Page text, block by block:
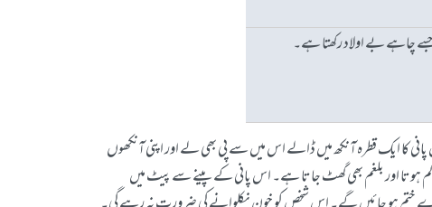
جسے چاہے بے اولاد رکھتا ہے۔
کا ایک قطرہ آنکھ میں ڈالے اس میں سے پی بھی لے اور اپنی آنکھوں
ہوتا اور بلغم بھی گھٹ جاتا ہے۔ اس پانی کے پینے سے پیٹ میں